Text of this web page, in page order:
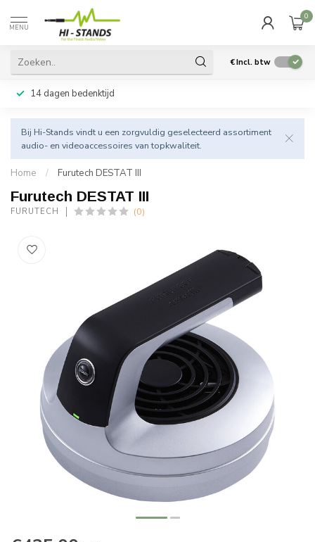
MENU
0
€Incl. btw
14 dagen bedenktijd
Bij Hi-Stands vindt u een zorgvuldig geselecteerd assortiment
audio- en videoaccessoires van topkwaliteit.
Home / Furutech DESTAT III
Furutech DESTAT III
FURUTECH (0)